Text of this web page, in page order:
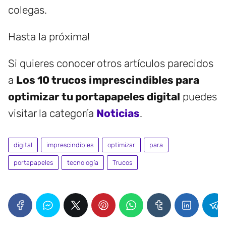
colegas.
Hasta la próxima!
Si quieres conocer otros artículos parecidos
a Los 10 trucos imprescindibles para
optimizar tu portapapeles digital puedes
visitar la categoría Noticias.
digital imprescindibles optimizar para
portapapeles tecnología Trucos